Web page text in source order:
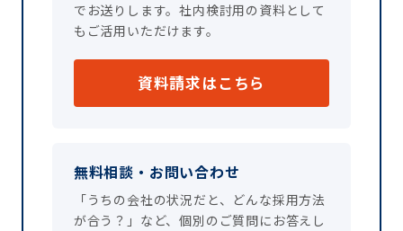
でお送りします。社内検討用の資料として
もご活用いただけます。
資料請求はこちら
無料相談・お問い合わせ
「うちの会社の状況だと、どんな採用方法
が合う？」など、個別のご質問にお答えし